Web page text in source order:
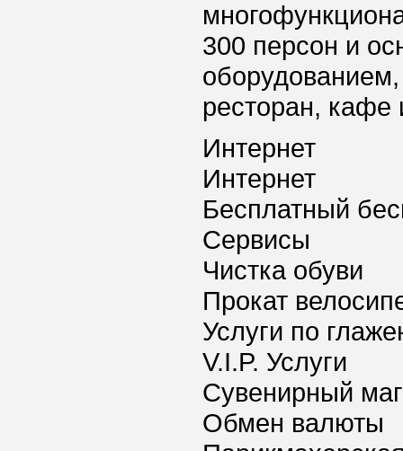
300 персон и
ресторан, кафе
Интернет
Интернет
Бесплатный
Сервисы
Чистка обуви
Прокат
Услуги по
V.I.P. Услуги
Сувенирный
Обмен валюты